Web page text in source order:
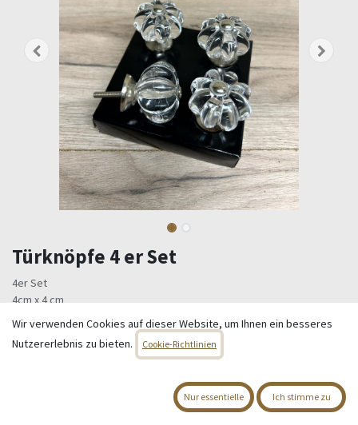
Türknöpfe 4 er Set
4er Set
4cm x 4 cm
15,80€ Alle Preise inkl. MwSt.zzgl. Versandkosten
IN DEN WARENKORB
Wir verwenden Cookies auf dieser Website, um Ihnen ein besseres
Nutzererlebnis zu bieten.
Cookie-Richtlinien
Nur essentielle Ich stimme zu